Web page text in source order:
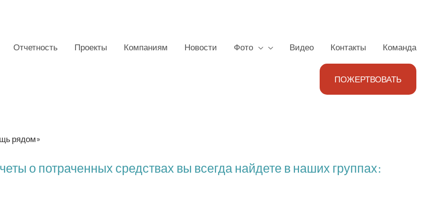
Отчетность Проекты Компаниям Новости Фото Видео Контакты Команда
ПОЖЕРТВОВАТЬ
рядом»
о потраченных средствах вы всегда найдете в наших группах: